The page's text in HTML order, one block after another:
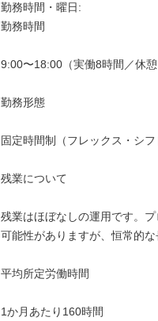
勤務時間・曜日:
勤務時間
9:00〜18:00（実働8時間／休憩
勤務形態
固定時間制（フレックス・シフ
残業について
残業はほぼなしの運用です。
可能性がありますが、恒常的
平均所定労働時間
1か月あたり160時間